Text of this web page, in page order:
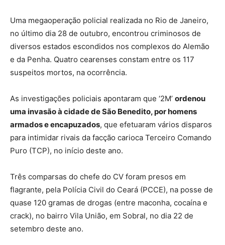
Uma megaoperação policial realizada no Rio de Janeiro,
no último dia 28 de outubro, encontrou criminosos de
diversos estados escondidos nos complexos do Alemão
e da Penha. Quatro cearenses constam entre os 117
suspeitos mortos, na ocorrência.
As investigações policiais apontaram que ‘2M’ ordenou
uma invasão à cidade de São Benedito, por homens
armados e encapuzados, que efetuaram vários disparos
para intimidar rivais da facção carioca Terceiro Comando
Puro (TCP), no início deste ano.
Três comparsas do chefe do CV foram presos em
flagrante, pela Polícia Civil do Ceará (PCCE), na posse de
quase 120 gramas de drogas (entre maconha, cocaína e
crack), no bairro Vila União, em Sobral, no dia 22 de
setembro deste ano.